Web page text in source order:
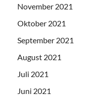
November 2021
Oktober 2021
September 2021
August 2021
Juli 2021
Juni 2021